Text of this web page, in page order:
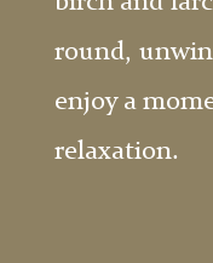
round,
enjoy a
relaxation.